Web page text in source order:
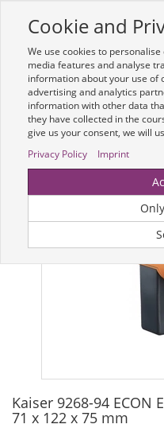
Zur mobilen
Toggle
navigation
Kaiser 9268-94 ECON
71 x 122 x 75 mm
Cookie and
We use cookies to
media features and analyse
information about your use of
advertising and analytics
information with other data
they have collected in the
give us your consent, we will
Privacy Policy
Imprint